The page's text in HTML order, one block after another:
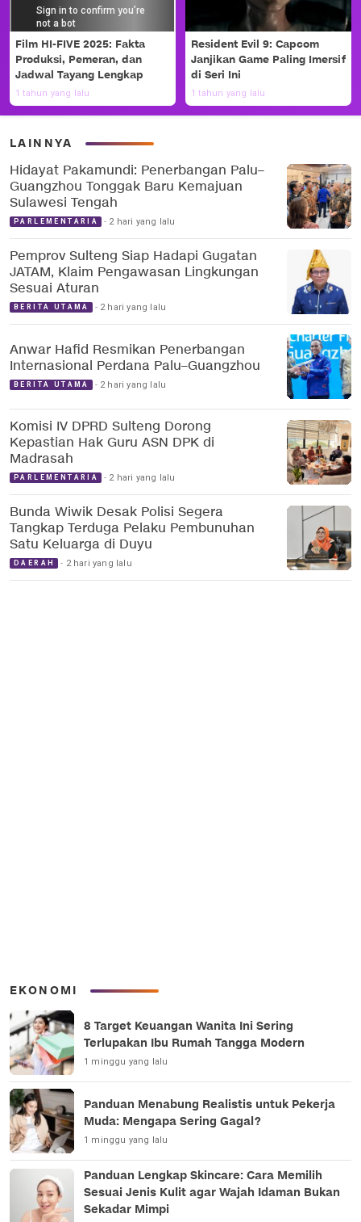
Film HI-FIVE 2025: Fakta
Produksi, Pemeran, dan
Jadwal Tayang Lengkap
1 tahun yang lalu
Resident Evil 9: Capcom
Janjikan Game Paling Imersif
di Seri Ini
1 tahun yang lalu
LAINNYA
Hidayat Pakamundi: Penerbangan Palu–
Guangzhou Tonggak Baru Kemajuan
Sulawesi Tengah
PARLEMENTARIA 2 hari yang lalu
Pemprov Sulteng Siap Hadapi Gugatan
JATAM, Klaim Pengawasan Lingkungan
Sesuai Aturan
BERITA UTAMA 2 hari yang lalu
Anwar Hafid Resmikan Penerbangan
Internasional Perdana Palu–Guangzhou
BERITA UTAMA 2 hari yang lalu
Komisi IV DPRD Sulteng Dorong
Kepastian Hak Guru ASN DPK di
Madrasah
PARLEMENTARIA 2 hari yang lalu
Bunda Wiwik Desak Polisi Segera
Tangkap Terduga Pelaku Pembunuhan
Satu Keluarga di Duyu
DAERAH 2 hari yang lalu
EKONOMI
8 Target Keuangan Wanita Ini Sering
Terlupakan Ibu Rumah Tangga Modern
1 minggu yang lalu
Panduan Menabung Realistis untuk Pekerja
Muda: Mengapa Sering Gagal?
1 minggu yang lalu
Panduan Lengkap Skincare: Cara Memilih
Sesuai Jenis Kulit agar Wajah Idaman Bukan
Sekadar Mimpi